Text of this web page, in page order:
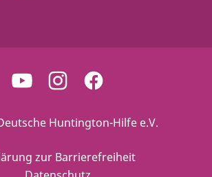
Huntington-Hilfe e.V.
zur Barrierefreiheit